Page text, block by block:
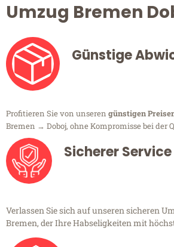
Umzug Bremen
Günstige
Profitieren Sie von unseren günstigen
Bremen → Doboj, ohne Kompromisse bei der
Sicherer Service
Verlassen Sie sich auf unseren sicheren
Bremen, der Ihre Habseligkeiten mit